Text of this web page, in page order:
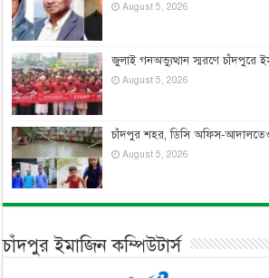
August 5, 2026
জুলাই গনঅভ্যুত্থান স্মরণে চাঁদপুরে
August 5, 2026
চাঁদপুর শহর, ডিসি অফিস-
August 5, 2026
চাঁদপুর ইমাজিন কম্পিউটার্স